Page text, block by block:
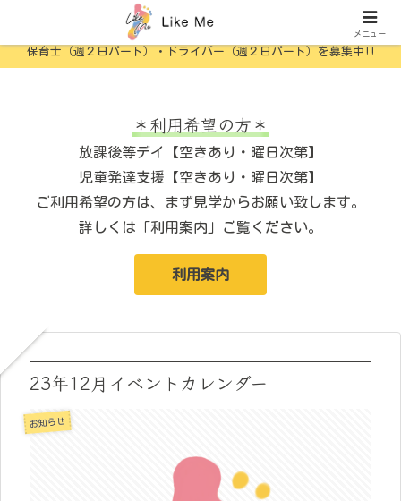
横浜市認可 児童発達支援・放課後等デイ
保育士（週２日パート）・ドライバー（週２日パート）を募集中!!
＊利用希望の方＊
放課後等デイ【空きあり・曜日次第】
児童発達支援【空きあり・曜日次第】
ご利用希望の方は、まず見学からお願い致します。
詳しくは「利用案内」ご覧ください。
利用案内
23年12月イベントカレンダー
お知らせ
メニュー